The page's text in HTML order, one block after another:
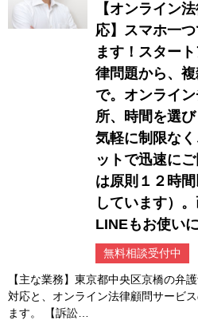
【オンライン
応】スマホ一
ます！スター
律問題から、
で。オンライ
所、時間を選
気軽に制限な
ットで迅速に
は原則１２時
しています）
LINEもお使い
無料相談受付中
【主な業務】東京都中央区京橋の弁
対応と、オンライン法律顧問サービ
ます。 【訴訟…